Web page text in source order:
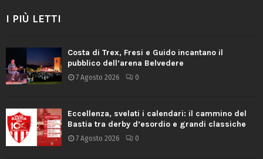
I PIÙ LETTI
Costa di Trex, Fresi e Guido incantano il
pubblico dell’arena Belvedere
7 Agosto 2026 0
Eccellenza, svelati i calendari: il cammino del
Bastia tra derby d’esordio e grandi classiche
7 Agosto 2026 0